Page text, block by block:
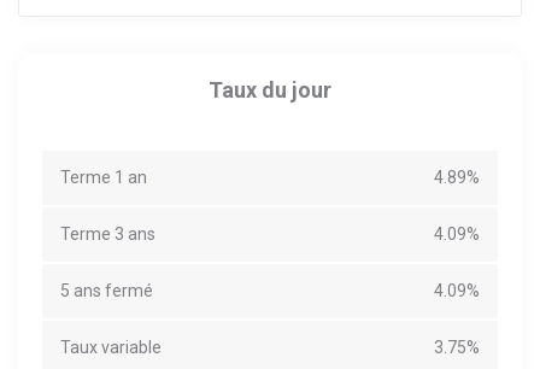
Taux du jour
Terme 1 an 4.89%
Terme 3 ans 4.09%
5 ans fermé 4.09%
Taux variable 3.75%